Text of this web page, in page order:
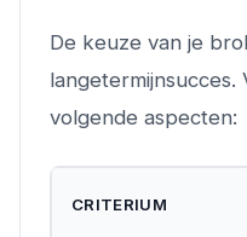
De keuze van je
langetermijnsucces.
volgende aspecten:
CRITERIUM